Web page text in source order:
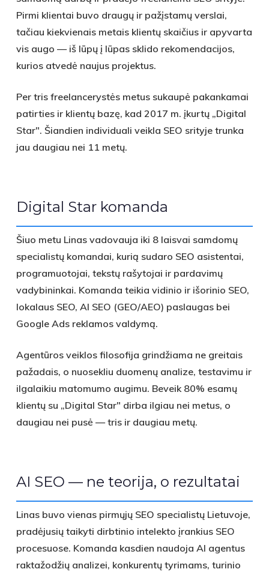
Pirmi klientai buvo draugų ir pažįstamų verslai,
tačiau kiekvienais metais klientų skaičius ir apyvarta
vis augo — iš lūpų į lūpas sklido rekomendacijos,
kurios atvedė naujus projektus.
Per tris freelancerystės metus sukaupė pakankamai
patirties ir klientų bazę, kad 2017 m. įkurtų „Digital
Star". Šiandien individuali veikla SEO srityje trunka
jau daugiau nei 11 metų.
Digital Star komanda
Šiuo metu Linas vadovauja iki 8 laisvai samdomų
specialistų komandai, kurią sudaro SEO asistentai,
programuotojai, tekstų rašytojai ir pardavimų
vadybininkai. Komanda teikia vidinio ir išorinio SEO,
lokalaus SEO, AI SEO (GEO/AEO) paslaugas bei
Google Ads reklamos valdymą.
Agentūros veiklos filosofija grindžiama ne greitais
pažadais, o nuosekliu duomenų analize, testavimu ir
ilgalaikiu matomumo augimu. Beveik 80% esamų
klientųsu „Digital Star" dirba ilgiau nei metus, o
daugiau nei pusė — tris ir daugiau metų.
AI SEO — ne teorija, o rezultatai
Linas buvo vienas pirmųjų SEO specialistų Lietuvoje,
pradėjusių taikyti dirbtinio intelekto įrankius SEO
procesuose. Komanda kasdien naudoja AI agentus
raktažodžių analizei, konkurentų tyrimams, turinio